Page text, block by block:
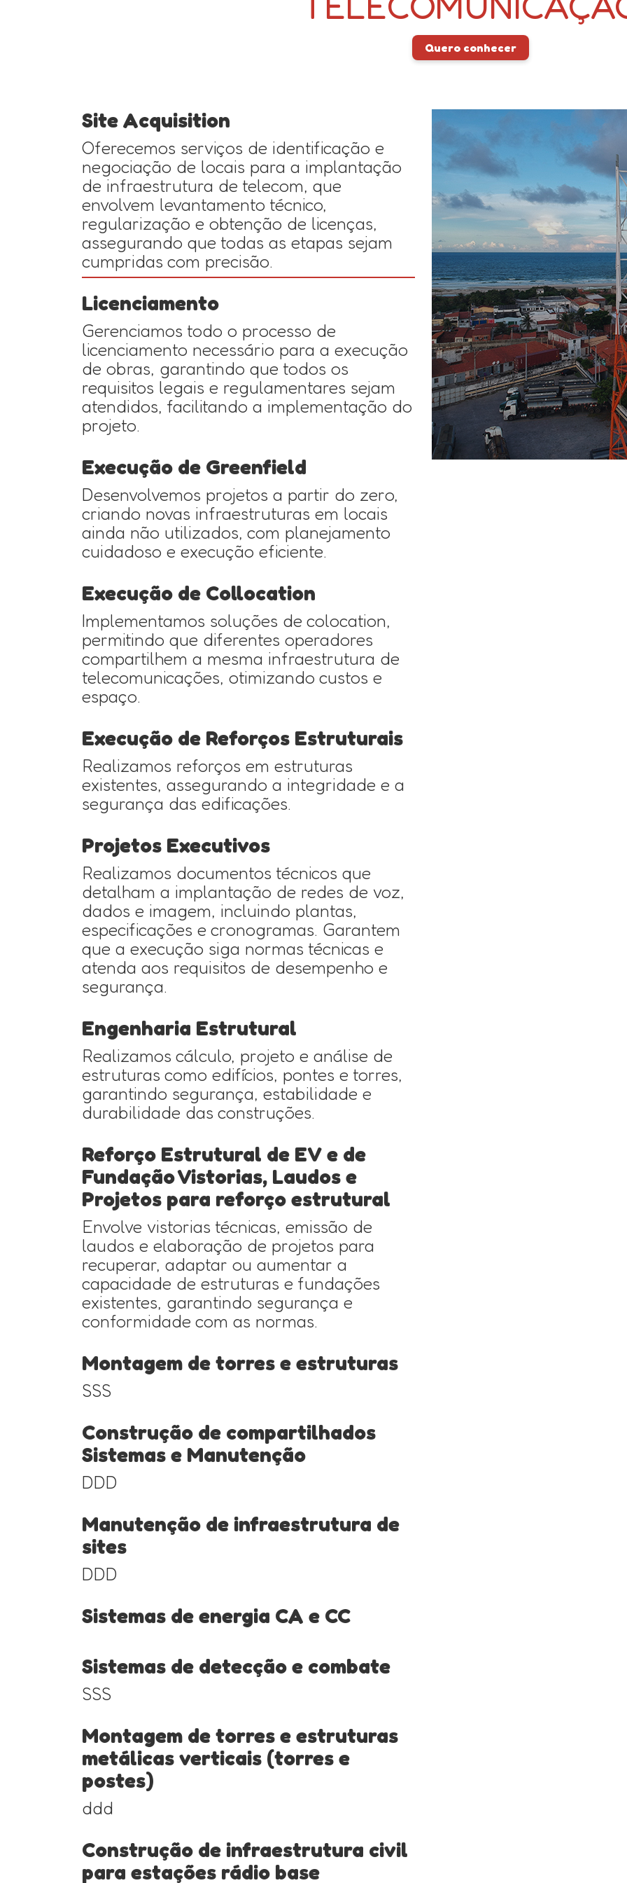
Quero conhecer
Site Acquisition
Oferecemos serviços de identificação e
negociação de locais para a implantação
de infraestrutura de telecom, que
envolvem levantamento técnico,
regularização e obtenção de licenças,
assegurando que todas as etapas sejam
cumpridas com precisão.
Licenciamento
Gerenciamos todo o processo de
licenciamento necessário para a execução
de obras, garantindo que todos os
requisitos legais e regulamentares sejam
atendidos, facilitando a implementação do
projeto.
Execução de Greenfield
Desenvolvemos projetos a partir do zero,
criando novas infraestruturas em locais
ainda não utilizados, com planejamento
cuidadoso e execução eficiente.
Execução de Collocation
Implementamos soluções de colocation,
permitindo que diferentes operadores
compartilhem a mesma infraestrutura de
telecomunicações, otimizando custos e
espaço.
Execução de Reforços Estruturais
Realizamos reforços em estruturas
existentes, assegurando a integridade e a
segurança das edificações.
Projetos Executivos
Realizamos documentos técnicos que
detalham a implantação de redes de voz,
dados e imagem, incluindo plantas,
especificações e cronogramas. Garantem
que a execução siga normas técnicas e
atenda aos requisitos de desempenho e
segurança.
Engenharia Estrutural
Realizamos cálculo, projeto e análise de
estruturas como edifícios, pontes e torres,
garantindo segurança, estabilidade e
durabilidade das construções.
Reforço Estrutural de EV e de
Fundação Vistorias, Laudos e
Projetos para reforço estrutural
Envolve vistorias técnicas, emissão de
laudos e elaboração de projetos para
recuperar, adaptar ou aumentar a
capacidade de estruturas e fundações
existentes, garantindo segurança e
conformidade com as normas.
Montagem de torres e estruturas
SSS
Construção de compartilhados
Sistemas e Manutenção
DDD
Manutenção de infraestrutura de
sites
DDD
Sistemas de energia CA e CC
Sistemas de detecção e combate
SSS
Montagem de torres e estruturas
metálicas verticais (torres e
postes)
ddd
Construção de infraestrutura civil
para estações rádio base